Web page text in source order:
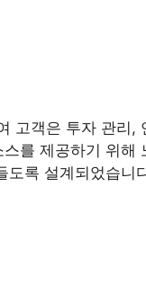
고객은 투자 관리,
를 제공하기 위해
도록 설계되었습니